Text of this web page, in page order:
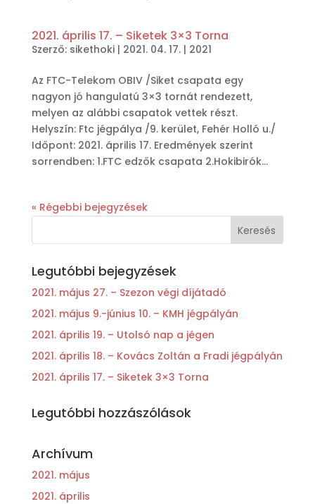
2021. április 17. – Siketek 3×3 Torna
Szerző: sikethoki| 2021. 04. 17.| 2021
Az FTC-Telekom OBIV /Siket csapata egy
nagyon jó hangulatú 3×3 tornát rendezett,
melyen az alábbi csapatok vettek részt.
Helyszín: Ftc jégpálya /9. kerület, Fehér Holló u./
Időpont: 2021. április 17. Eredmények szerint
sorrendben: 1.FTC edzők csapata 2.Hokibirók...
« Régebbi bejegyzések
Legutóbbi bejegyzések
2021. május 27. – Szezon végi díjátadó
2021. május 9.-június 10. – KMH jégpályán
2021. április 19. – Utolsó nap a jégen
2021. április 18. – Kovács Zoltán a Fradi jégpályán
2021. április 17. – Siketek 3×3 Torna
Legutóbbi hozzászólások
Archívum
2021. május
2021. április